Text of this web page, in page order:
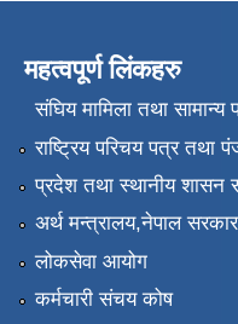
महत्वपूर्ण लिंकहरु
संघिय मामिला तथा सामान्य
राष्ट्रिय परिचय पत्र तथा
प्रदेश तथा स्थानीय शासन
अर्थ मन्त्रालय,नेपाल सरकार
लोकसेवा आयोग
कर्मचारी संचय कोष